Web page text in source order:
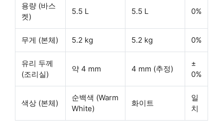
용량 (바스
켓)
5.5 L 5.5 L 0%
무게 (본체) 5.2 kg 5.2 kg 0%
유리 두께
(조리실)
약 4 mm 4 mm (추정)
±
0%
색상 (본체)
순백색 (Warm
White)
화이트
일
치